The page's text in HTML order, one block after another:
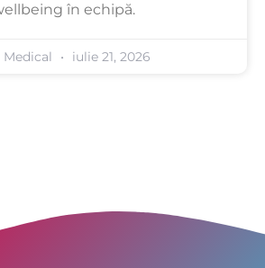
în echipă.
Medical iulie 21, 2026